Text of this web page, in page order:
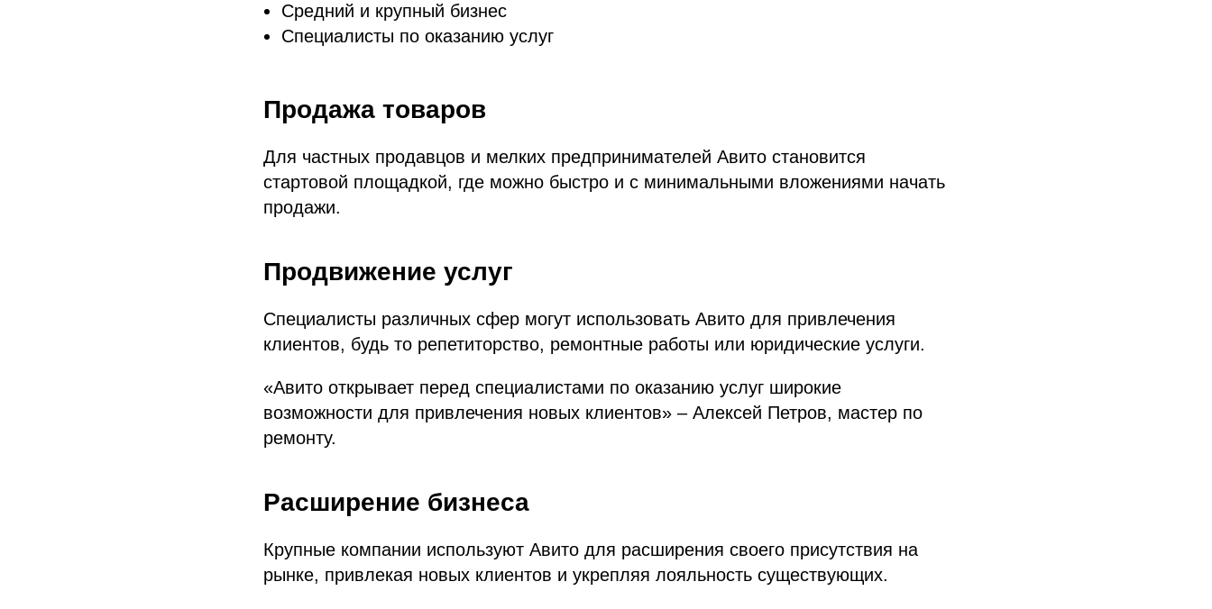
Средний и крупный бизнес
Специалисты по оказанию услуг
Продажа товаров
Для частных продавцов и мелких предпринимателей Авито становится
стартовой площадкой, где можно быстро и с минимальными вложениями начать
продажи.
Продвижение услуг
Специалисты различных сфер могут использовать Авито для привлечения
клиентов, будь то репетиторство, ремонтные работы или юридические услуги.
«Авито открывает перед специалистами по оказанию услуг широкие
возможности для привлечения новых клиентов» – Алексей Петров, мастер по
ремонту.
Расширение бизнеса
Крупные компании используют Авито для расширения своего присутствия на
рынке, привлекая новых клиентов и укрепляя лояльность существующих.